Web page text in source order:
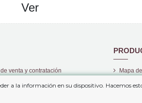
Ver
venta y contratación
Mapa
Nuevos
a la información en su dispositivo. Hacemos